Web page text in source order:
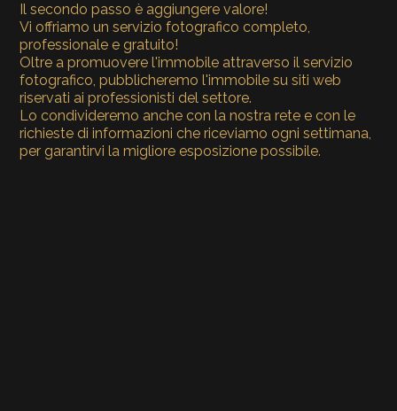
Il secondo passo è aggiungere valore!
Vi offriamo un servizio fotografico completo,
professionale e gratuito!
Oltre a promuovere l'immobile attraverso il servizio
fotografico, pubblicheremo l'immobile su siti web
riservati ai professionisti del settore.
Lo condivideremo anche con la nostra rete e con le
richieste di informazioni che riceviamo ogni settimana,
per garantirvi la migliore esposizione possibile.